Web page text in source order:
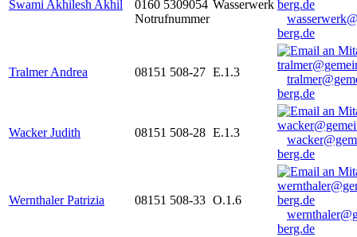
Swami Akhilesh Akhil
0160 5309054
Notrufnummer
Wasserwerk
berg.de
Tralmer Andrea 08151 508-27 E.1.3
berg.de
Wacker Judith 08151 508-28 E.1.3
berg.de
Wernthaler Patrizia 08151 508-33 O.1.6
berg.de